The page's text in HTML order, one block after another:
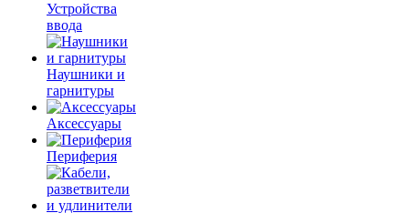
Устройства
ввода
Наушники и
гарнитуры
Аксессуары
Периферия